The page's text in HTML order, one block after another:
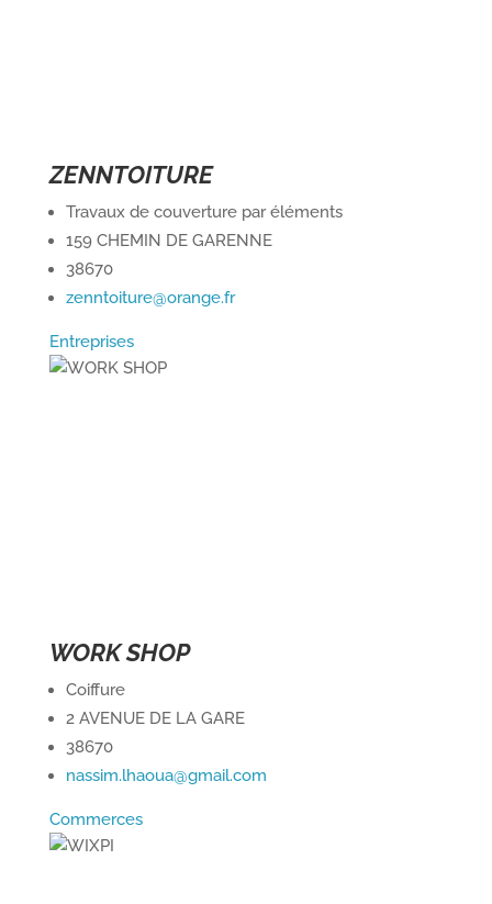
ZENNTOITURE
Travaux de couverture par éléments
159 CHEMIN DE GARENNE
38670
zenntoiture@orange.fr
Entreprises
WORK SHOP
Coiffure
2 AVENUE DE LA GARE
38670
nassim.lhaoua@gmail.com
Commerces